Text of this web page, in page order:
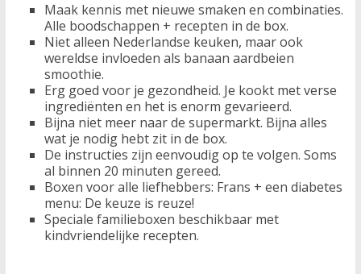
Maak kennis met nieuwe smaken en combinaties.
Alle boodschappen + recepten in de box.
Niet alleen Nederlandse keuken, maar ook
wereldse invloeden als banaan aardbeien
smoothie.
Erg goed voor je gezondheid. Je kookt met verse
ingrediënten en het is enorm gevarieerd.
Bijna niet meer naar de supermarkt. Bijna alles
wat je nodig hebt zit in de box.
De instructies zijn eenvoudig op te volgen. Soms
al binnen 20 minuten gereed.
Boxen voor alle liefhebbers: Frans + een diabetes
menu: De keuze is reuze!
Speciale familieboxen beschikbaar met
kindvriendelijke recepten.